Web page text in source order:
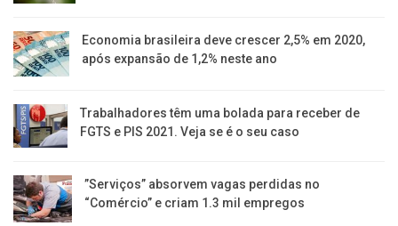
Economia brasileira deve crescer 2,5% em 2020,
após expansão de 1,2% neste ano
Trabalhadores têm uma bolada para receber de
FGTS e PIS 2021. Veja se é o seu caso
​”Serviços” absorvem vagas perdidas no
“Comércio” e criam 1.3 mil empregos